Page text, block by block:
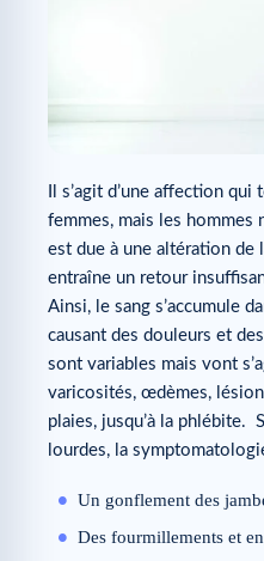
Il s’agit d’une affection
femmes, mais les hommes
est due à une altération de
entraîne un retour
Ainsi, le sang s’accumule
causant des douleurs et
sont variables mais vont
varicosités, œdèmes,
plaies, jusqu’à la phlébite.
lourdes, la
Un gonflement des
Des fourmillements et